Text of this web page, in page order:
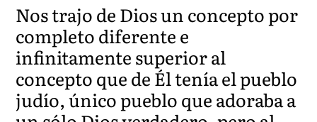
Nos trajo de Dios un concepto por
completo diferente e
infinitamente superior al
concepto que de Él tenía el pueblo
judío, único pueblo que adoraba a